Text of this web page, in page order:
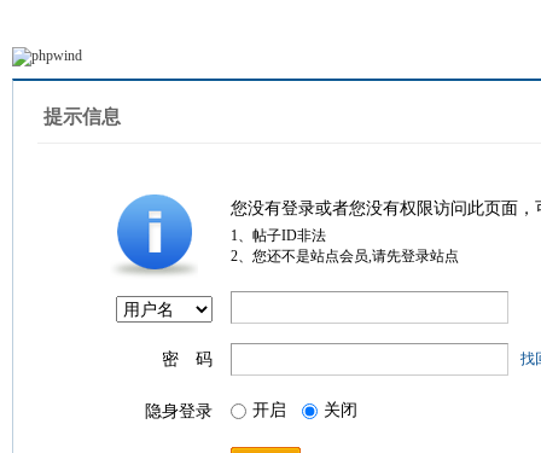
提示信息
您没有登录或者您没有权限访问此页面
1、帖子ID非法
2、您还不是站点会员,请先登录站点
密 码 找
隐身登录 开启 关闭